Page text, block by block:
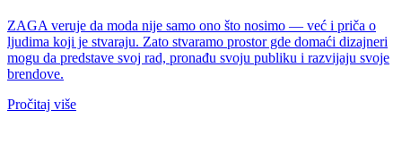
ZAGA veruje da moda nije samo ono što nosimo — već i priča o
ljudima koji je stvaraju. Zato stvaramo prostor gde domaći dizajneri
mogu da predstave svoj rad, pronađu svoju publiku i razvijaju svoje
brendove.
Pročitaj više